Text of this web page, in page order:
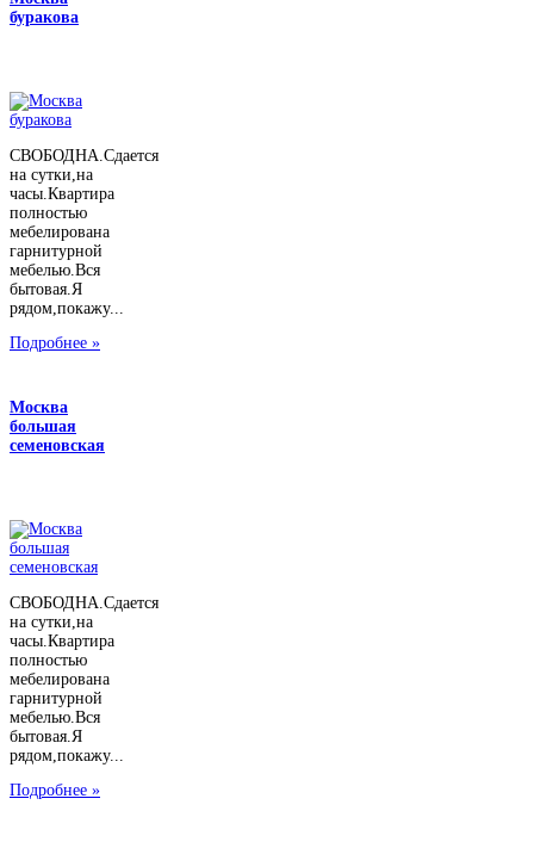
буракова
СВОБОДНА.Сдается
на сутки,на
часы.Квартира
полностью
мебелирована
гарнитурной
мебелью.Вся
бытовая.Я
рядом,покажу...
Подробнее »
Москва
большая
семеновская
СВОБОДНА.Сдается
на сутки,на
часы.Квартира
полностью
мебелирована
гарнитурной
мебелью.Вся
бытовая.Я
рядом,покажу...
Подробнее »